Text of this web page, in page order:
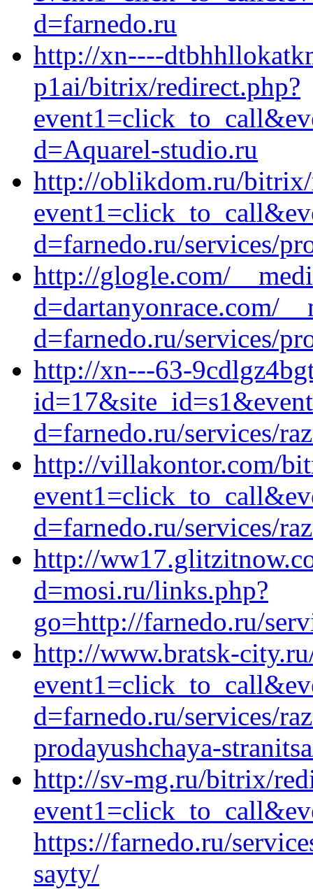
d=farnedo.ru
http://xn----
p1ai/bitrix/redirect.php?
d=Aquarel-studio.ru
http://oblikdom.ru/bitrix/
d=farnedo.ru/services/
http://glogle.com/
d=dartanyonrace.com/
d=farnedo.ru/services/
http://xn---63-
d=farnedo.ru/services/
http://villakontor.com/
d=farnedo.ru/services/
http://
d=mosi.ru/links.php?
go=http://farnedo.ru/
http://www.bratsk-
d=farnedo.ru/services/
prodayushchaya-
http://sv-mg.ru/bitrix/
https://farnedo.ru/
sayty/